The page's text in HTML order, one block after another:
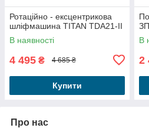
Ротаційно - ексцентрикова
шліфмашина TITAN TDA21-II
В наявності
4 495 ₴ 4 685 ₴
Купити
В
2
Про нас